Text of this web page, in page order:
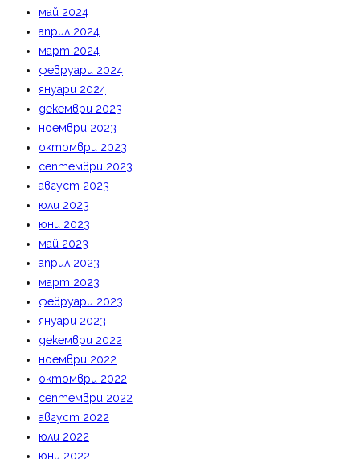
май 2024
април 2024
март 2024
февруари 2024
януари 2024
декември 2023
ноември 2023
октомври 2023
септември 2023
август 2023
юли 2023
юни 2023
май 2023
април 2023
март 2023
февруари 2023
януари 2023
декември 2022
ноември 2022
октомври 2022
септември 2022
август 2022
юли 2022
юни 2022